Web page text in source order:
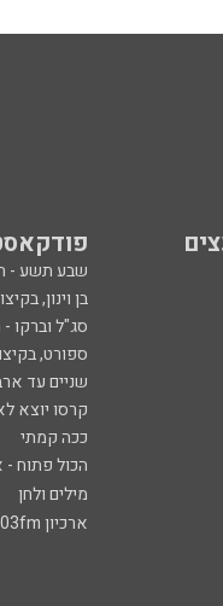
שבע תשע -
בן וינון,
סג"ל וברקו
ספורט,
שניים עד
קרסו יוצא
ככה קמתי
הכול פתוח -
מילים ולחן
ארכיון 103fm